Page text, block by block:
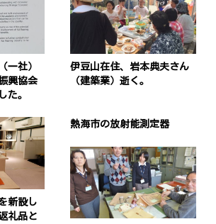
一社）
興協会
た。
伊豆山在住、岩本典夫さん
（建築業）逝く。
新設し
礼品と
熱海市の放射能測定器